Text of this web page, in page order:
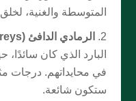
المتوسطة والغنية،
الرمادي الدافئ (Warm Greys):
البارد الذي كان
في محايداتهم. درجات
ستكون شائعة.